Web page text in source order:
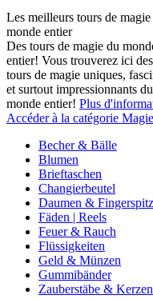
Les meilleurs tours de magie
monde entier
Des tours de magie du
entier! Vous trouverez ici des
tours de magie uniques,
et surtout impressionnants du
monde entier! Plus
Accéder à la catégorie
Becher & Bälle
Blumen
Brieftaschen
Changierbeutel
Daumen &
Fäden | Reels
Feuer & Rauch
Flüssigkeiten
Geld & Münzen
Gummibänder
Zauberstäbe & Kerzen